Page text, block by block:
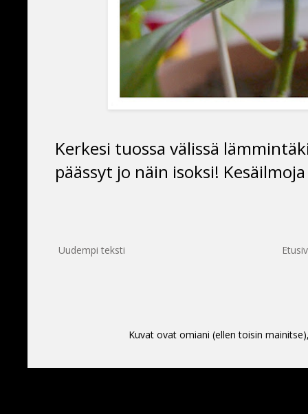
Kerkesi tuossa välissä
päässyt jo näin isoksi!
Uudempi teksti
Kuvat ovat omiani (ellen toisin